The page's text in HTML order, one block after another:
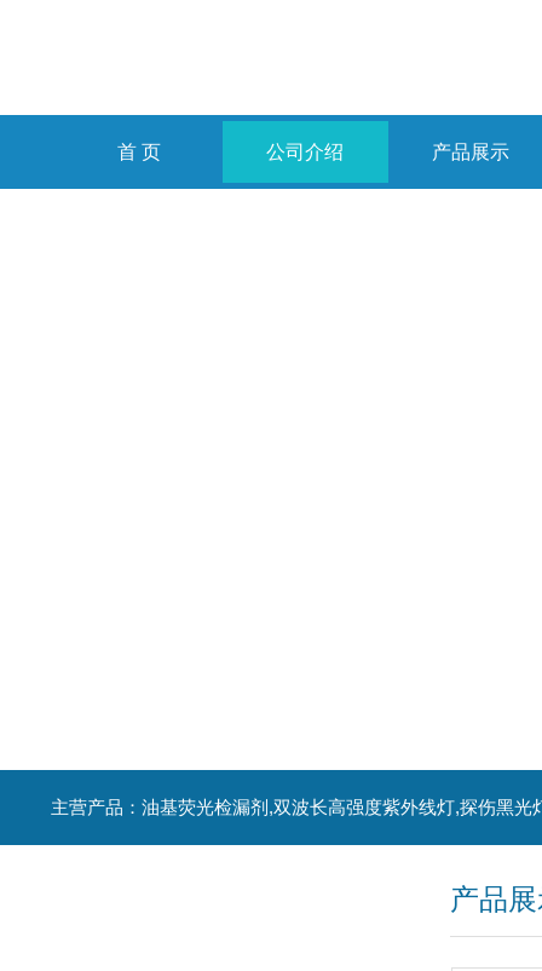
首 页 公司介绍 产品展示
主营产品：油基荧光检漏剂,双波长高强度紫外线灯,探伤黑光
产品